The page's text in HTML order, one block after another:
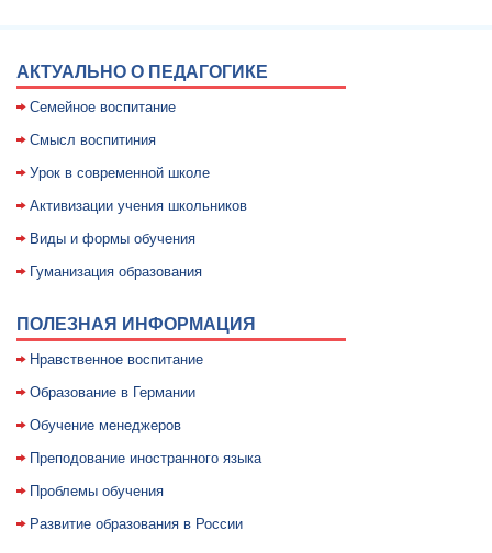
АКТУАЛЬНО О ПЕДАГОГИКЕ
Семейное воспитание
Смысл воспитиния
Уpок в совpеменной школе
Активизации учения школьников
Виды и формы обучения
Гуманизация образования
ПОЛЕЗНАЯ ИНФОРМАЦИЯ
Нравственное воспитание
Образование в Германии
Обучение менеджеров
Преподование иностранного языка
Проблемы обучения
Развитие образования в России